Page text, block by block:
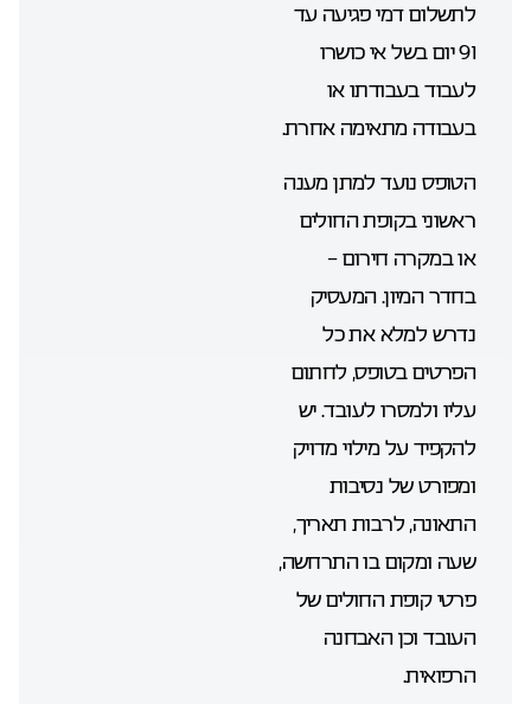
לתשלום דמי פגיעה עד
91 יום בשל אי כושרו
לעבוד בעבודתו או
בעבודה מתאימה אחרת.
הטופס נועד למתן מענה
ראשוני בקופת החולים
או במקרה חירום –
בחדר המיון. המעסיק
נדרש למלא את כל
הפרטים בטופס, לחתום
עליו ולמסרו לעובד. יש
להקפיד על מילוי מדויק
ומפורט של נסיבות
התאונה, לרבות תאריך,
שעה ומקום בו התרחשה,
פרטי קופת החולים של
העובד וכן האבחנה
הרפואית.